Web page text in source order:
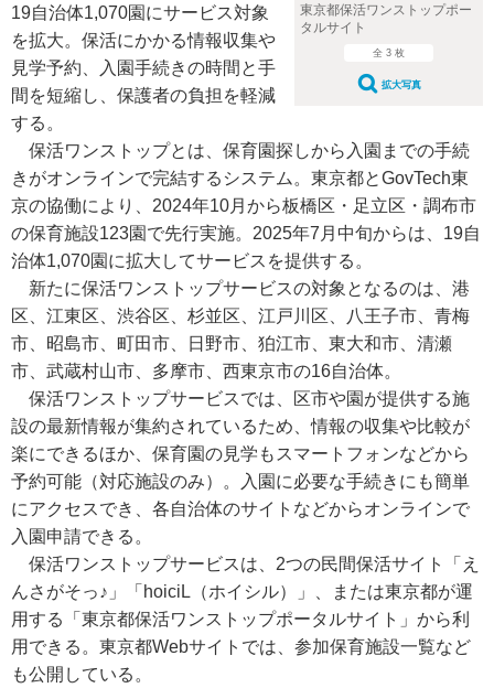
東京都保活ワンストップポー
タルサイト
全 3 枚
拡大写真
19自治体1,070園にサービス対象
を拡大。保活にかかる情報収集や
見学予約、入園手続きの時間と手
間を短縮し、保護者の負担を軽減
する。
保活ワンストップとは、保育園探しから入園までの手続
きがオンラインで完結するシステム。東京都とGovTech東
京の協働により、2024年10月から板橋区・足立区・調布市
の保育施設123園で先行実施。2025年7月中旬からは、19自
治体1,070園に拡大してサービスを提供する。
新たに保活ワンストップサービスの対象となるのは、港
区、江東区、渋谷区、杉並区、江戸川区、八王子市、青梅
市、昭島市、町田市、日野市、狛江市、東大和市、清瀬
市、武蔵村山市、多摩市、西東京市の16自治体。
保活ワンストップサービスでは、区市や園が提供する施
設の最新情報が集約されているため、情報の収集や比較が
楽にできるほか、保育園の見学もスマートフォンなどから
予約可能（対応施設のみ）。入園に必要な手続きにも簡単
にアクセスでき、各自治体のサイトなどからオンラインで
入園申請できる。
保活ワンストップサービスは、2つの民間保活サイト「え
んさがそっ♪」「hoiciL（ホイシル）」、または東京都が運
用する「東京都保活ワンストップポータルサイト」から利
用できる。東京都Webサイトでは、参加保育施設一覧など
も公開している。